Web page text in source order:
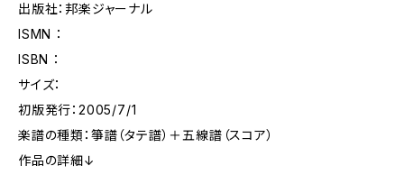
出版社：邦楽ジャーナル
ISMN ：
ISBN ：
サイズ：
初版発行：2005/7/1
楽譜の種類：箏譜（タテ譜）＋五線譜（スコア）
作品の詳細↓